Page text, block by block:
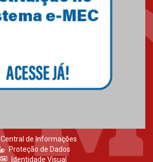
Central de Informações
Proteção de Dados
Identidade Visual